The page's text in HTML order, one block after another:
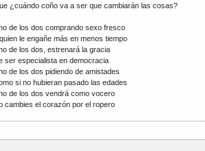
¿cuándo coño va a ser que cambiarán las cosas?
de los dos comprando sexo fresco
le engañe más en menos tiempo
de los dos, estrenará la gracia
ser especialista en democracia
de los dos pidiendo de amistades
si no hubieran pasado las edades
de los dos vendrá como vocero
cambies el corazón por el ropero